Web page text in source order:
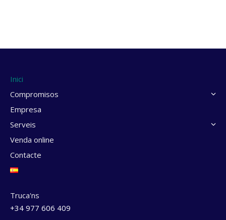
Inici
Compromisos
Empresa
Serveis
Venda online
Contacte
Truca'ns
+34 977 606 409